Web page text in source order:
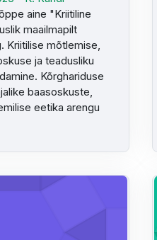
aine "Kriitiline
maailmapilt
Kriitilise mõtlemise,
ja teadusliku
Kõrghariduse
baasoskuste,
eetika arengu
(HKE176)- M. Lokotar